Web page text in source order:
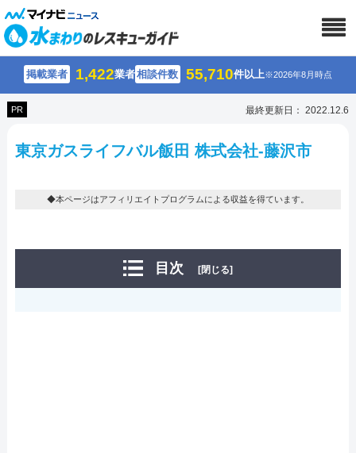
掲載業者 1,422業者相談件数 55,710件以上※2026年8月時点
PR 最終更新日： 2022.12.6
東京ガスライフバル飯田 株式会社-藤沢市
◆本ページはアフィリエイトプログラムによる収益を得ています。
目次 [閉じる]